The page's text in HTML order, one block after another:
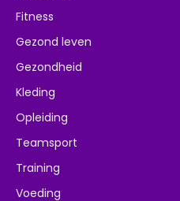
Fitness
Gezond leven
Gezondheid
Kleding
Opleiding
Teamsport
Training
Voeding